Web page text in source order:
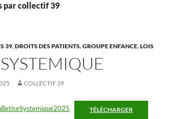
par collectif 39
39,DROITS DES PATIENTS,GROUPE ENFANCE,LOIS
COLLECTIF 39
TÉLÉCHARGER